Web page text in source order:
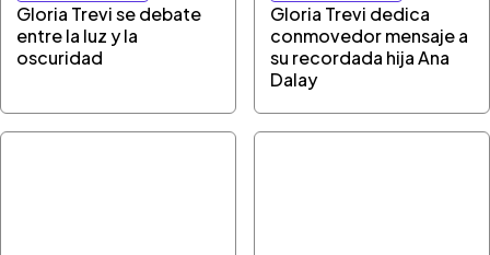
Gloria Trevi se debate
entre la luz y la
oscuridad
Gloria Trevi dedica
conmovedor mensaje a
su recordada hija Ana
Dalay